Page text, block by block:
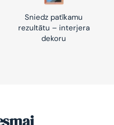
Sniedz patīkamu
rezultātu – interjera
dekoru